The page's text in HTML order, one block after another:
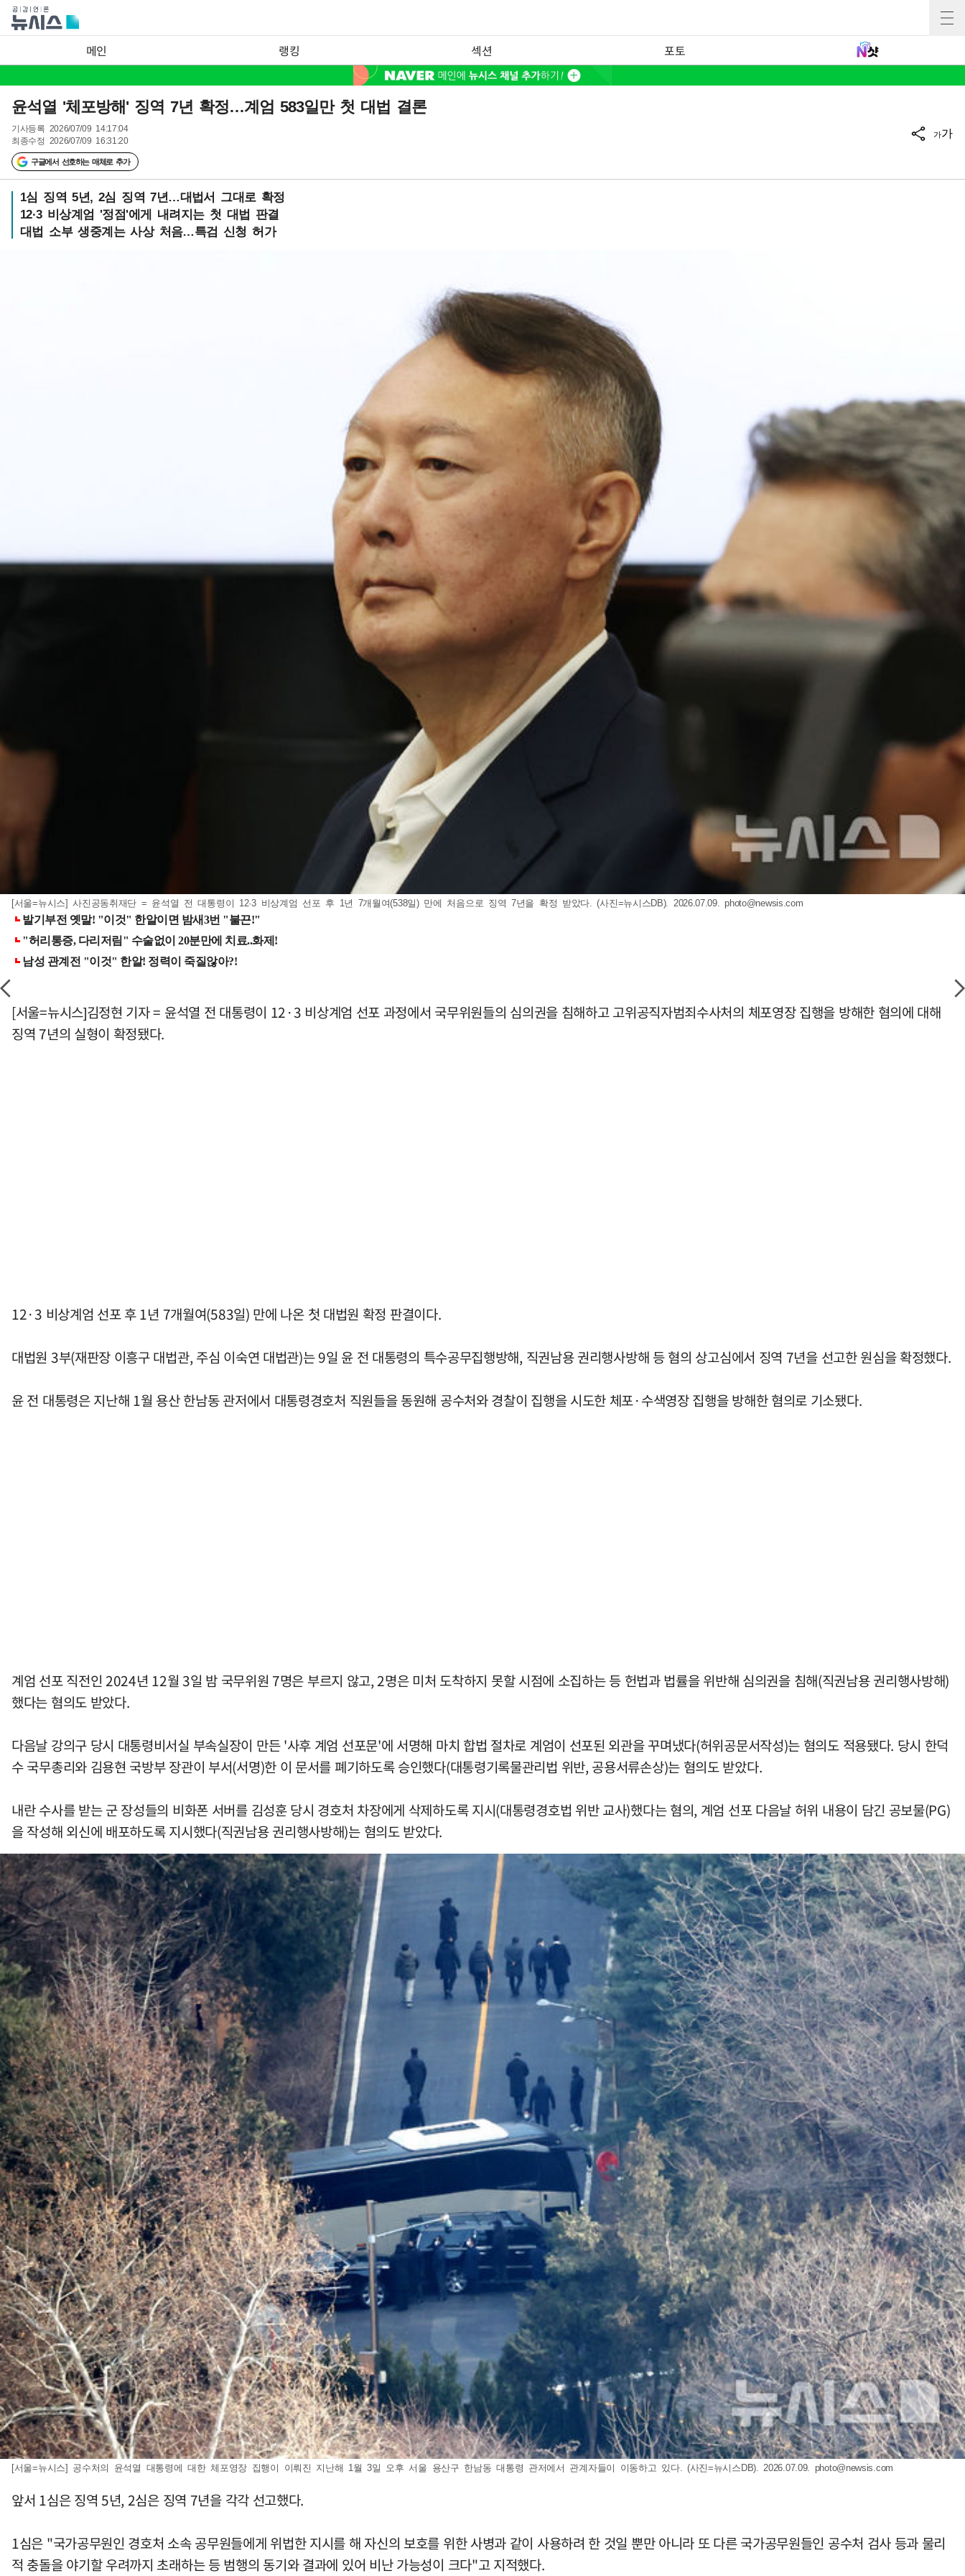
메인 랭킹 섹션 포토
윤석열 '체포방해' 징역 7년 확정…계엄 583일만 첫 대법 결론
기사등록 2026/07/09 14:17:04
최종수정 2026/07/09 16:31:20
구글에서 선호하는 매체로 추가
가가
1심 징역 5년, 2심 징역 7년…대법서 그대로 확정
12·3 비상계엄 '정점'에게 내려지는 첫 대법 판결
대법 소부 생중계는 사상 처음…특검 신청 허가
[서울=뉴시스] 사진공동취재단 = 윤석열 전 대통령이 12·3 비상계엄 선포 후 1년 7개월여(538일) 만에 처음으로 징역 7년을 확정 받았다. (사진=뉴시스DB). 2026.07.09.photo@newsis.com
[서울=뉴시스]김정현 기자 = 윤석열 전 대통령이 12·3 비상계엄 선포 과정에서 국무위원들의 심의권을 침해하고 고위공직자범죄수사처의 체포영장 집행을 방해한 혐의에 대해
징역 7년의 실형이 확정됐다.
12·3 비상계엄 선포 후 1년 7개월여(583일) 만에 나온 첫 대법원 확정 판결이다.
대법원 3부(재판장 이흥구 대법관, 주심 이숙연 대법관)는 9일 윤 전 대통령의 특수공무집행방해, 직권남용 권리행사방해 등 혐의 상고심에서 징역 7년을 선고한 원심을 확정했다.
윤 전 대통령은 지난해 1월 용산 한남동 관저에서 대통령경호처 직원들을 동원해 공수처와 경찰이 집행을 시도한 체포·수색영장 집행을 방해한 혐의로 기소됐다.
계엄 선포 직전인 2024년 12월 3일 밤 국무위원 7명은 부르지 않고, 2명은 미처 도착하지 못할 시점에 소집하는 등 헌법과 법률을 위반해 심의권을 침해(직권남용 권리행사방해)
했다는 혐의도 받았다.
다음날 강의구 당시 대통령비서실 부속실장이 만든 '사후 계엄 선포문'에 서명해 마치 합법 절차로 계엄이 선포된 외관을 꾸며냈다(허위공문서작성)는 혐의도 적용됐다. 당시 한덕
수 국무총리와 김용현 국방부 장관이 부서(서명)한 이 문서를 폐기하도록 승인했다(대통령기록물관리법 위반, 공용서류손상)는 혐의도 받았다.
내란 수사를 받는 군 장성들의 비화폰 서버를 김성훈 당시 경호처 차장에게 삭제하도록 지시(대통령경호법 위반 교사)했다는 혐의, 계엄 선포 다음날 허위 내용이 담긴 공보물(PG)
을 작성해 외신에 배포하도록 지시했다(직권남용 권리행사방해)는 혐의도 받았다.
[서울=뉴시스] 공수처의 윤석열 대통령에 대한 체포영장 집행이 이뤄진 지난해 1월 3일 오후 서울 용산구 한남동 대통령 관저에서 관계자들이 이동하고 있다. (사진=뉴시스DB). 2026.07.09. photo@newsis.com
앞서 1심은 징역 5년, 2심은 징역 7년을 각각 선고했다.
1심은 "국가공무원인 경호처 소속 공무원들에게 위법한 지시를 해 자신의 보호를 위한 사병과 같이 사용하려 한 것일 뿐만 아니라 또 다른 국가공무원들인 공수처 검사 등과 물리
적 충돌을 야기할 우려까지 초래하는 등 범행의 동기와 결과에 있어 비난 가능성이 크다"고 지적했다.